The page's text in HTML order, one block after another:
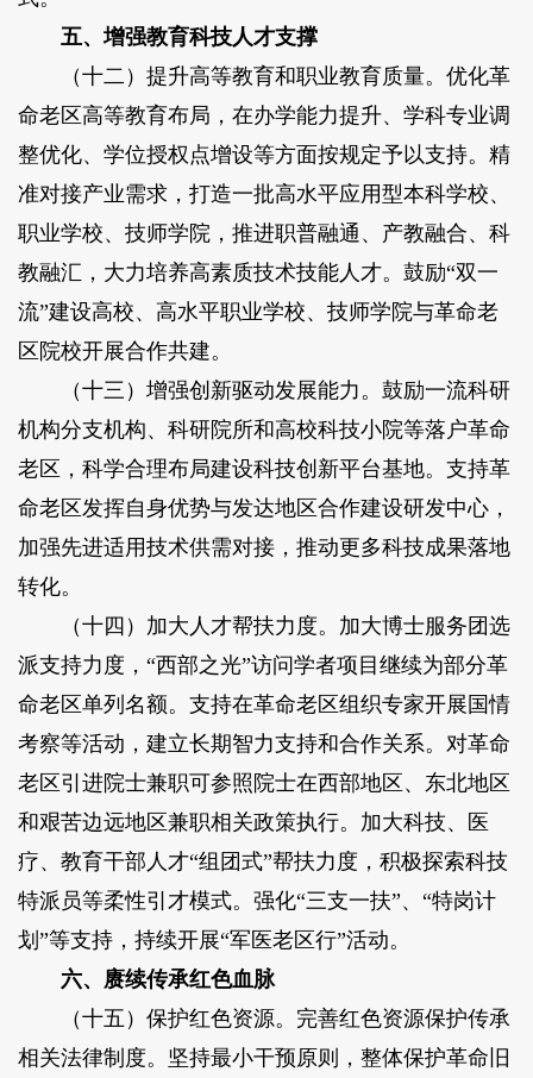
五、增强教育科技人才支撑
（十二）提升高等教育和职业教育质量。优化革
命老区高等教育布局，在办学能力提升、学科专业调
整优化、学位授权点增设等方面按规定予以支持。精
准对接产业需求，打造一批高水平应用型本科学校、
职业学校、技师学院，推进职普融通、产教融合、科
教融汇，大力培养高素质技术技能人才。鼓励“双一
流”建设高校、高水平职业学校、技师学院与革命老
区院校开展合作共建。
（十三）增强创新驱动发展能力。鼓励一流科研
机构分支机构、科研院所和高校科技小院等落户革命
老区，科学合理布局建设科技创新平台基地。支持革
命老区发挥自身优势与发达地区合作建设研发中心，
加强先进适用技术供需对接，推动更多科技成果落地
转化。
（十四）加大人才帮扶力度。加大博士服务团选
派支持力度，“西部之光”访问学者项目继续为部分革
命老区单列名额。支持在革命老区组织专家开展国情
考察等活动，建立长期智力支持和合作关系。对革命
老区引进院士兼职可参照院士在西部地区、东北地区
和艰苦边远地区兼职相关政策执行。加大科技、医
疗、教育干部人才“组团式”帮扶力度，积极探索科技
特派员等柔性引才模式。强化“三支一扶”、“特岗计
划”等支持，持续开展“军医老区行”活动。
六、赓续传承红色血脉
（十五）保护红色资源。完善红色资源保护传承
相关法律制度。坚持最小干预原则，整体保护革命旧